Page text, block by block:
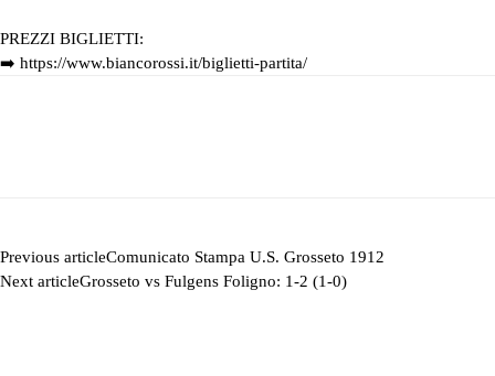
PREZZI BIGLIETTI:
➡️ https://www.biancorossi.it/biglietti-partita/
Previous articleComunicato Stampa U.S. Grosseto 1912
Next articleGrosseto vs Fulgens Foligno: 1-2 (1-0)